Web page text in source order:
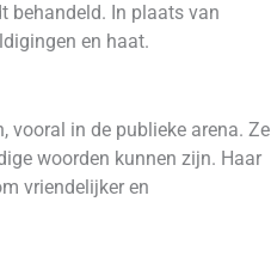
behandeld. In plaats van
en haat.
vooral in de publieke arena. Ze
woorden kunnen zijn. Haar
vriendelijker en